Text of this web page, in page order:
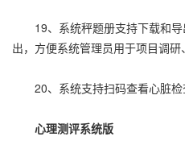
19、系统秤题册支持下载和导
出，方便系统管理员用于项目调研
20、系统支持扫码查看心脏检
心理测评系统版